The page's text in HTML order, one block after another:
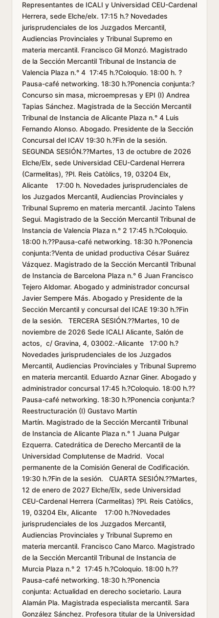
Representantes de ICALI y Universidad CEU-Cardenal
Herrera, sede Elche/elx. 17:15 h.? Novedades
jurisprudenciales de los Juzgados Mercantil,
Audiencias Provinciales y Tribunal Supremo en
materia mercantil. Francisco Gil Monzó. Magistrado
de la Sección Mercantil Tribunal de Instancia de
Valencia Plaza n.° 4 17:45 h.?Coloquio. 18:00 h. ?
Pausa-café networking. 18:30 h.?Ponencia conjunta:?
Concurso sin masa, microempresas y EPI (I) Andrea
Tapias Sánchez. Magistrada de la Sección Mercantil
Tribunal de Instancia de Alicante Plaza n.° 4 Luis
Fernando Alonso. Abogado. Presidente de la Sección
Concursal del ICAV 19:30 h.?Fin de la sesión.
SEGUNDA SESIÓN.??Martes, 13 de octubre de 2026
Elche/Elx, sede Universidad CEU-Cardenal Herrera
(Carmelitas), ?Pl. Reis Catòlics, 19, 03204 Elx,
Alicante 17:00 h. Novedades jurisprudenciales de
los Juzgados Mercantil, Audiencias Provinciales y
Tribunal Supremo en materia mercantil. Jacinto Talens
Segui. Magistrado de la Sección Mercantil Tribunal de
Instancia de Valencia Plaza n.° 2 17:45 h.?Coloquio.
18:00 h.??Pausa-café networking. 18:30 h.?Ponencia
conjunta:?Venta de unidad productiva César Suárez
Vázquez. Magistrado de la Sección Mercantil Tribunal
de Instancia de Barcelona Plaza n.° 6 Juan Francisco
Tejero Aldomar. Abogado y administrador concursal
Javier Sempere Más. Abogado y Presidente de la
Sección Mercantil y concursal del ICAE 19:30 h.?Fin
de la sesión. TERCERA SESIÓN.??Martes, 10 de
noviembre de 2026 Sede ICALI Alicante, Salón de
actos, c/ Gravina, 4, 03002.-Alicante 17:00 h.?
Novedades jurisprudenciales de los Juzgados
Mercantil, Audiencias Provinciales y Tribunal Supremo
en materia mercantil. Eduardo Aznar Giner. Abogado y
administrador concursal 17:45 h.?Coloquio. 18:00 h.??
Pausa-café networking. 18:30 h.?Ponencia conjunta:?
Reestructuración (I) Gustavo Martín
Martín. Magistrado de la Sección Mercantil Tribunal
de Instancia de Alicante Plaza n.° 1 Juana Pulgar
Ezquerra. Catedrática de Derecho Mercantil de la
Universidad Complutense de Madrid. Vocal
permanente de la Comisión General de Codificación.
19:30 h.?Fin de la sesión. CUARTA SESIÓN.??Martes,
12 de enero de 2027 Elche/Elx, sede Universidad
CEU-Cardenal Herrera (Carmelitas) ?Pl. Reis Catòlics,
19, 03204 Elx, Alicante 17:00 h.?Novedades
jurisprudenciales de los Juzgados Mercantil,
Audiencias Provinciales y Tribunal Supremo en
materia mercantil. Francisco Cano Marco. Magistrado
de la Sección Mercantil Tribunal de Instancia de
Murcia Plaza n.° 2 17:45 h.?Coloquio. 18:00 h.??
Pausa-café networking. 18:30 h.?Ponencia
conjunta: Actualidad en derecho societario. Laura
Alamán Pla. Magistrada especialista mercantil. Sara
González Sánchez. Profesora titular de la Universidad